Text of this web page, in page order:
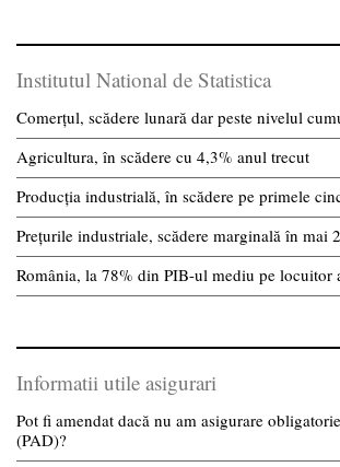
Institutul National de Statistica
Comerțul, scădere lunară dar peste nivelul
Agricultura, în scădere cu 4,3% anul trecut
Producția industrială, în scădere pe primele
Prețurile industriale, scădere marginală în mai
România, la 78% din PIB-ul mediu pe locuitor
Informatii utile asigurari
Pot fi amendat dacă nu am asigurare
(PAD)?